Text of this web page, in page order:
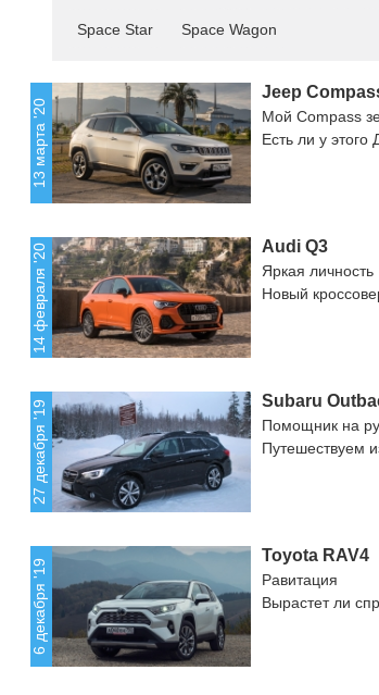
Space Star Space Wagon
13 марта '20
Jeep
Мой Compass
Есть ли у
14 февраля '20 Audi Q3
Яркая личность
Новый
27 декабря '19 Subaru
Помощник на
Путешествуем
6 декабря '19
Toyota RAV4
Равитация
Вырастет ли